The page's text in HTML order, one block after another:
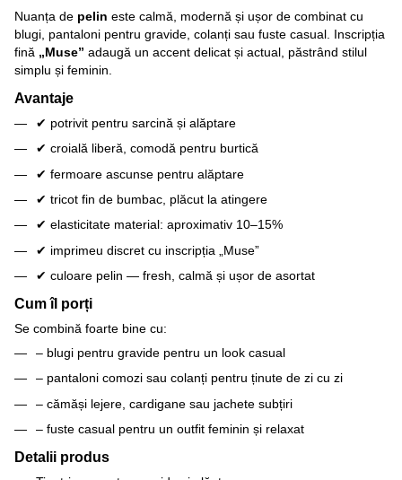
Nuanța de pelin este calmă, modernă și ușor de combinat cu
blugi, pantaloni pentru gravide, colanți sau fuste casual. Inscripția
fină „Muse” adaugă un accent delicat și actual, păstrând stilul
simplu și feminin.
Avantaje
✔ potrivit pentru sarcină și alăptare
✔ croială liberă, comodă pentru burtică
✔ fermoare ascunse pentru alăptare
✔ tricot fin de bumbac, plăcut la atingere
✔ elasticitate material: aproximativ 10–15%
✔ imprimeu discret cu inscripția „Muse”
✔ culoare pelin — fresh, calmă și ușor de asortat
Cum îl porți
Se combină foarte bine cu:
– blugi pentru gravide pentru un look casual
– pantaloni comozi sau colanți pentru ținute de zi cu zi
– cămăși lejere, cardigane sau jachete subțiri
– fuste casual pentru un outfit feminin și relaxat
Detalii produs